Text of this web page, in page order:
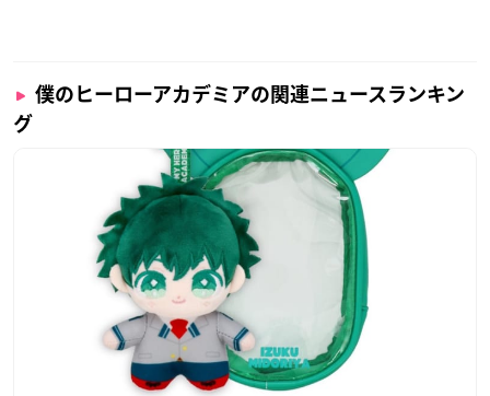
僕のヒーローアカデミアの関連ニュースランキン
グ